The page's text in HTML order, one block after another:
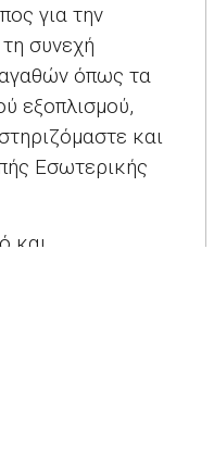
για την
συνεχή
αγαθών όπως τα
εξοπλισμού,
και
Εσωτερικής
και